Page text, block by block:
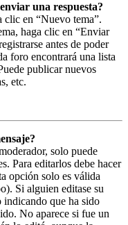
una respuesta?
clic en “Nuevo tema”.
haga clic en “Enviar
antes de poder
foro encontrará una lista
publicar nuevos
etc.
solo puede
Para editarlos debe hacer
opción solo es válida
Si alguien editase su
indicando que ha sido
No aparece si fue un